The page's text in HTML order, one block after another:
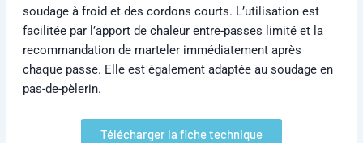
soudage à froid et des cordons courts. L’utilisation est
facilitée par l’apport de chaleur entre-passes limité et la
recommandation de marteler immédiatement après
chaque passe. Elle est également adaptée au soudage en
pas-de-pèlerin.
Télécharger la fiche technique